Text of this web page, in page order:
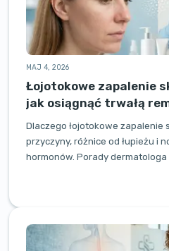
MAJ 4, 2026
Łojotokowe zapalenie
jak osiągnąć trwałą
Dlaczego łojotokowe zapalenie
przyczyny, różnice od łupieżu i
hormonów. Porady dermatologa